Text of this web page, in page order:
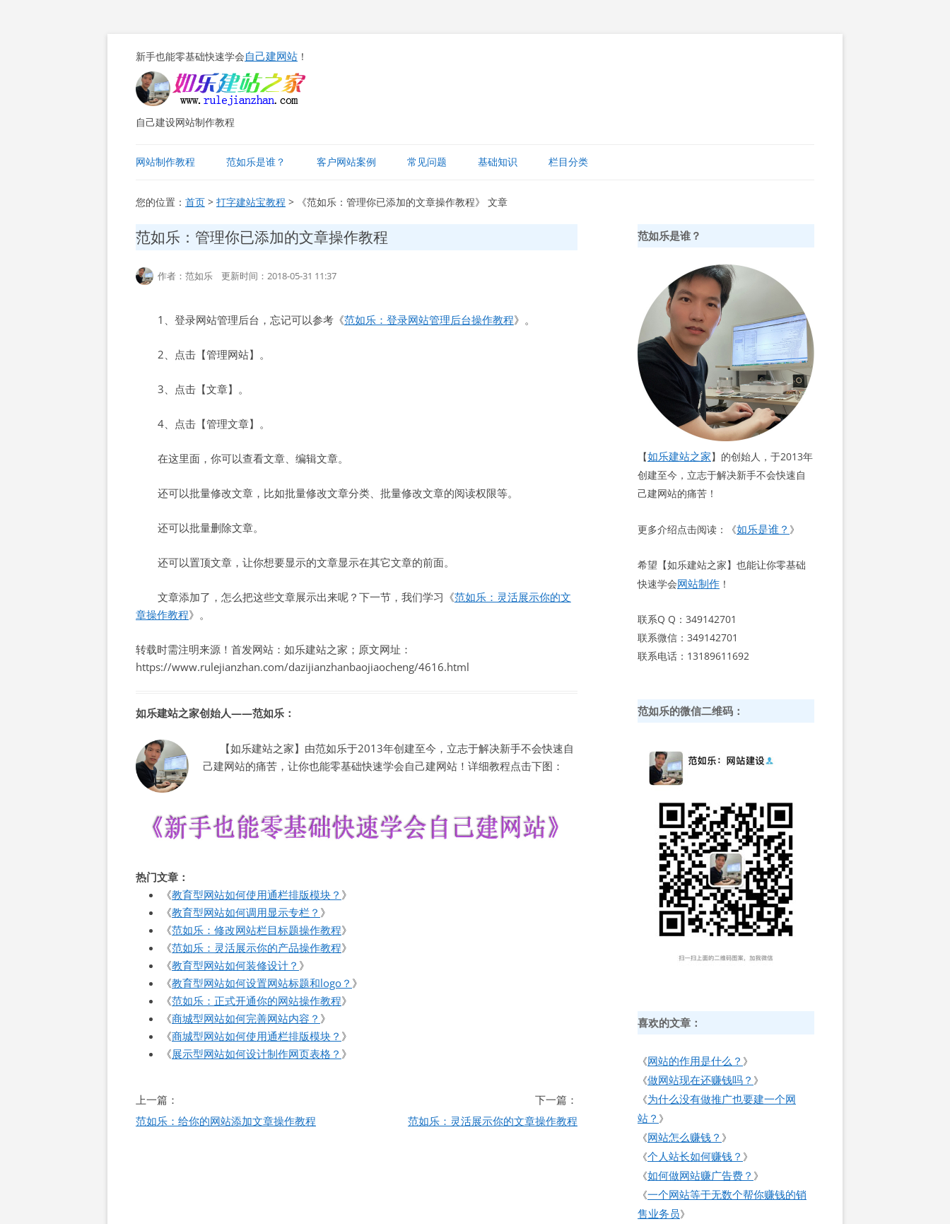
新手也能零基础快速学会自己建网站 ！
自己建设网站制作教程
至
正
网站制作教程 范如乐是谁？ 客户网站案例 常见问题 基础知识 栏目分类
您的位置： 首页 > 打字建站宝教程 > 《范如乐：管理你已添加的文章操作教程》 文章
范如乐：管理你已添加的文章操作教程
作者：范如乐 更新时间：2018-05-31 11:37
1、登录网站管理后台，忘记可以参考《范如乐：登录网站管理后台操作教程》。
2、点击【管理网站】。
3、点击【文章】。
4、点击【管理文章】。
在这里面，你可以查看文章、编辑文章。
还可以批量修改文章，比如批量修改文章分类、批量修改文章的阅读权限等。
还可以批量删除文章。
还可以置顶文章，让你想要显示的文章显示在其它文章的前面。
文章添加了，怎么把这些文章展示出来呢？下一节，我们学习《范如乐：灵活展示你的文
章操作教程》。
转载时需注明来源！首发网站：如乐建站之家；原文网址：
https://www.rulejianzhan.com/dazijianzhanbaojiaocheng/4616.html
如乐建站之家创始人——范如乐：
【如乐建站之家】由范如乐于2013年创建至今，立志于解决新手不会快速自
己建网站的痛苦，让你也能零基础快速学会自己建网站！详细教程点击下图：
热门文章：
《教育型网站如何使用通栏排版模块？ 》
《教育型网站如何调用显示专栏？ 》
《范如乐：修改网站栏目标题操作教程》
《范如乐：灵活展示你的产品操作教程》
《教育型网站如何装修设计？ 》
《教育型网站如何设置网站标题和logo？ 》
《范如乐：正式开通你的网站操作教程》
《商城型网站如何完善网站内容？ 》
《商城型网站如何使用通栏排版模块？ 》
《展示型网站如何设计制作网页表格？ 》
文
章
上一篇：
范如乐：给你的网站添加文章操作教程
下一篇：
范如乐：灵活展示你的文章操作教程
范如乐是谁？
【如乐建站之家】的创始人，于2013年
创建至今，立志于解决新手不会快速自
己建网站的痛苦！
更多介绍点击阅读：《如乐是谁？ 》
希望【如乐建站之家】也能让你零基础
快速学会网站制作 ！
联系Q Q：349142701
联系微信：349142701
联系电话：13189611692
范如乐的微信二维码：
喜欢的文章：
《网站的作用是什么？ 》
《做网站现在还赚钱吗？ 》
《为什么没有做推广也要建一个网
站？ 》
《网站怎么赚钱？ 》
《个人站长如何赚钱？ 》
《如何做网站赚广告费？ 》
《一个网站等于无数个帮你赚钱的销
售业务员》